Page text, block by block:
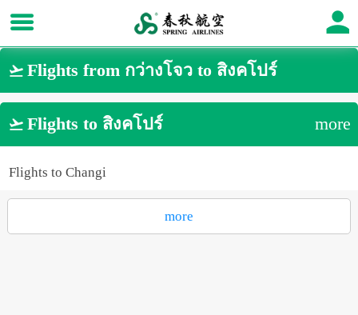
 Flights from กว่างโจว to สิงคโปร์
 Flights to สิงคโปร์ more
Flights to Changi
more